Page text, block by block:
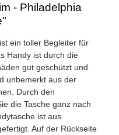
- Philadelphia
ein toller Begleiter für
Handy ist durch die
gut geschützt und
unbemerkt aus der
Durch den
die Tasche ganz nach
ist aus
Auf der Rückseite